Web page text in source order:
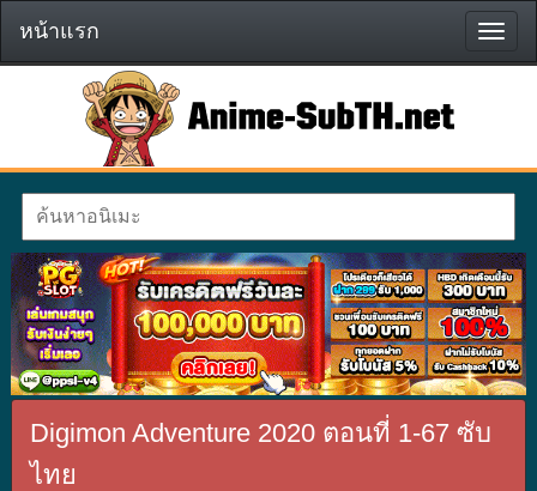
หน้า
แรก
หน้าแรก
Digimon Adventure 2020 ตอนที่ 1-67 ซับ
ไทย